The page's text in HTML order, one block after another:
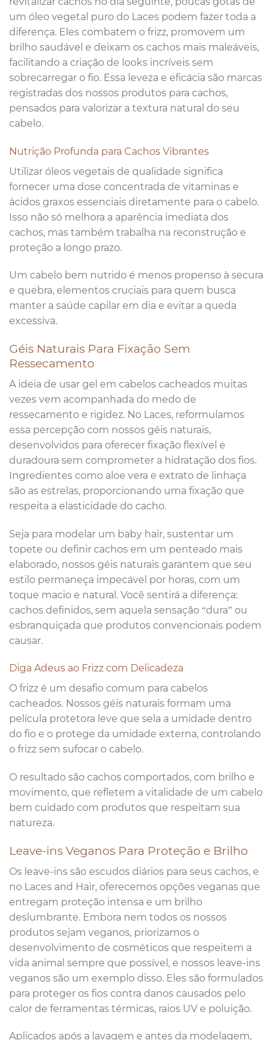
um óleo vegetal puro do Laces podem fazer toda a
diferença. Eles combatem o frizz, promovem um
brilho saudável e deixam os cachos mais maleáveis,
facilitando a criação de looks incríveis sem
sobrecarregar o fio. Essa leveza e eficácia são marcas
registradas dos nossos produtos para cachos,
pensados para valorizar a textura natural do seu
cabelo.
Nutrição Profunda para Cachos Vibrantes
Utilizar óleos vegetais de qualidade significa
fornecer uma dose concentrada de vitaminas e
ácidos graxos essenciais diretamente para o cabelo.
Isso não só melhora a aparência imediata dos
cachos, mas também trabalha na reconstrução e
proteção a longo prazo.
Um cabelo bem nutrido é menos propenso à secura
e quebra, elementos cruciais para quem busca
manter a saúde capilar em dia e evitar a queda
excessiva.
Géis Naturais Para Fixação Sem
Ressecamento
A ideia de usar gel em cabelos cacheados muitas
vezes vem acompanhada do medo de
ressecamento e rigidez. No Laces, reformulamos
essa percepção com nossos géis naturais,
desenvolvidos para oferecer fixação flexível e
duradoura sem comprometer a hidratação dos fios.
Ingredientes como aloe vera e extrato de linhaça
são as estrelas, proporcionando uma fixação que
respeita a elasticidade do cacho.
Seja para modelar um baby hair, sustentar um
topete ou definir cachos em um penteado mais
elaborado, nossos géis naturais garantem que seu
estilo permaneça impecável por horas, com um
toque macio e natural. Você sentirá a diferença:
cachos definidos, sem aquela sensação “dura” ou
esbranquiçada que produtos convencionais podem
causar.
Diga Adeus ao Frizz com Delicadeza
O frizz é um desafio comum para cabelos
cacheados. Nossos géis naturais formam uma
película protetora leve que sela a umidade dentro
do fio e o protege da umidade externa, controlando
o frizz sem sufocar o cabelo.
O resultado são cachos comportados, com brilho e
movimento, que refletem a vitalidade de um cabelo
bem cuidado com produtos que respeitam sua
natureza.
Leave-ins Veganos Para Proteção e Brilho
Os leave-ins são escudos diários para seus cachos, e
no Laces and Hair, oferecemos opções veganas que
entregam proteção intensa e um brilho
deslumbrante. Embora nem todos os nossos
produtos sejam veganos, priorizamos o
desenvolvimento de cosméticos que respeitem a
vida animal sempre que possível, e nossos leave-ins
veganos são um exemplo disso. Eles são formulados
para proteger os fios contra danos causados pelo
calor de ferramentas térmicas, raios UV e poluição.
Aplicados após a lavagem e antes da modelagem,